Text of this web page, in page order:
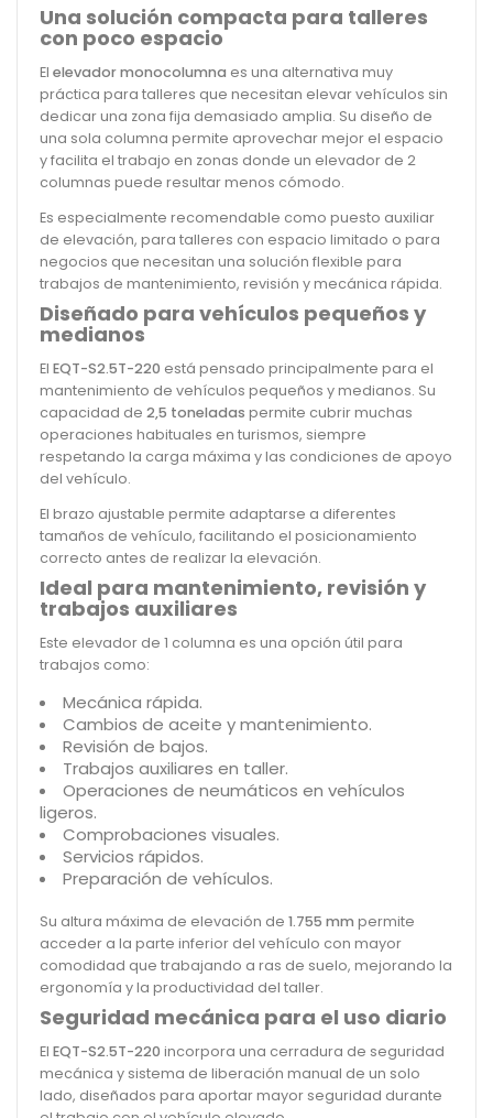
Una solución compacta para talleres
con poco espacio
El elevador monocolumna es una alternativa muy
práctica para talleres que necesitan elevar vehículos sin
dedicar una zona fija demasiado amplia. Su diseño de
una sola columna permite aprovechar mejor el espacio
y facilita el trabajo en zonas donde un elevador de 2
columnas puede resultar menos cómodo.
Es especialmente recomendable como puesto auxiliar
de elevación, para talleres con espacio limitado o para
negocios que necesitan una solución flexible para
trabajos de mantenimiento, revisión y mecánica rápida.
Diseñado para vehículos pequeños y
medianos
El EQT-S2.5T-220 está pensado principalmente para el
mantenimiento de vehículos pequeños y medianos. Su
capacidad de 2,5 toneladas permite cubrir muchas
operaciones habituales en turismos, siempre
respetando la carga máxima y las condiciones de apoyo
del vehículo.
El brazo ajustable permite adaptarse a diferentes
tamaños de vehículo, facilitando el posicionamiento
correcto antes de realizar la elevación.
Ideal para mantenimiento, revisión y
trabajos auxiliares
Este elevador de 1 columna es una opción útil para
trabajos como:
Mecánica rápida.
Cambios de aceite y mantenimiento.
Revisión de bajos.
Trabajos auxiliares en taller.
Operaciones de neumáticos en vehículos
ligeros.
Comprobaciones visuales.
Servicios rápidos.
Preparación de vehículos.
Su altura máxima de elevación de 1.755 mm permite
acceder a la parte inferior del vehículo con mayor
comodidad que trabajando a ras de suelo, mejorando la
ergonomía y la productividad del taller.
Seguridad mecánica para el uso diario
El EQT-S2.5T-220 incorpora una cerradura de seguridad
mecánica y sistema de liberación manual de un solo
lado, diseñados para aportar mayor seguridad durante